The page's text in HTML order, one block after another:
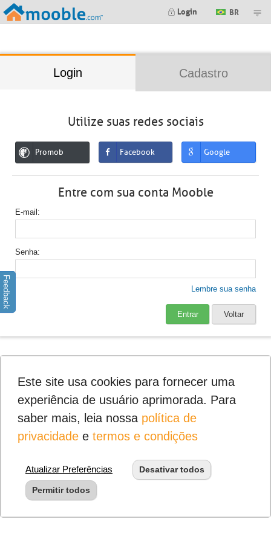
Login BR
Login Cadastro
Utilize suas redes sociais
Promob Facebook Google
Entre com sua conta Mooble
E-mail
Senha
Lembre sua senha
Entrar Voltar
Feedback
Este site usa cookies para fornecer uma
experiência de usuário aprimorada. Para
saber mais, leia nossa política de
privacidadee termos e condições
Atualizar Preferências Desativar todos
Permitir todos